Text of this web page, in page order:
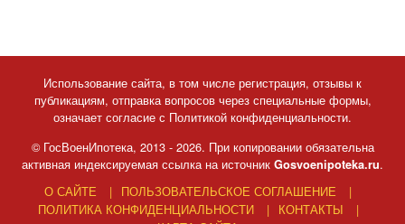
Использование сайта, в том числе регистрация, отзывы к
публикациям, отправка вопросов через специальные формы,
означает согласие с Политикой конфиденциальности.
© ГосВоенИпотека, 2013 - 2026. При копировании обязательна
активная индексируемая ссылка на источник Gosvoenipoteka.ru.
О САЙТЕ
ПОЛЬЗОВАТЕЛЬСКОЕ СОГЛАШЕНИЕ
ПОЛИТИКА КОНФИДЕНЦИАЛЬНОСТИ
КОНТАКТЫ